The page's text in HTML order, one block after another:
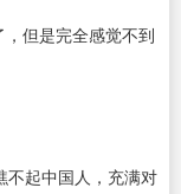
但是完全感觉不到
不起中国人，充满对